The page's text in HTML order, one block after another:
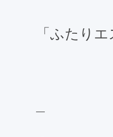
「ふたり
—